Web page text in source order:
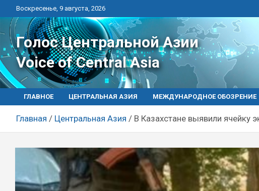
Перейти
к
контенту
Воскресенье, 9 августа, 2026
Голос Центральной Азии
Voice of Central Asia
ГЛАВНОЕ ЦЕНТРАЛЬНАЯ АЗИЯ МЕЖДУНАРОДНОЕ ОБОЗРЕНИЕ
Главная Центральная Азия В Казахстане выявили ячейку